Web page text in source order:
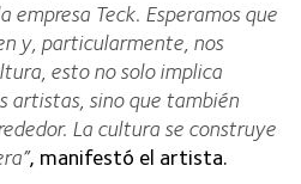
empresa Teck. Esperamos que
y, particularmente, nos
esto no solo implica
artistas, sino que también
La cultura se construye
, manifestó el artista.